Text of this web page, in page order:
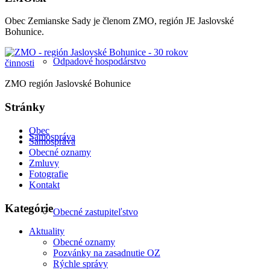
Odpadové hospodárstvo
Samospráva
Obecné zastupiteľstvo
Obec Zemianske Sady je členom ZMO, región JE Jaslovské
Bohunice.
ZMO región Jaslovské Bohunice
Stránky
Obec
Samospráva
Obecné oznamy
Zmluvy
Fotografie
Kontakt
Kategórie
Aktuality
Obecné oznamy
Pozvánky na zasadnutie OZ
Rýchle správy